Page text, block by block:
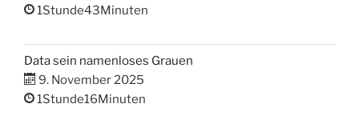
1Stunde43Minuten
Data sein namenloses Grauen
9. November 2025
1Stunde16Minuten